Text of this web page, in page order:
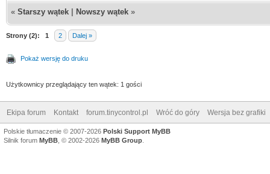
« Starszy wątek Nowszy wątek »
Strony (2): 1 2 Dalej »
Pokaż wersję do druku
Użytkownicy przeglądający ten wątek: 1 gości
Ekipa forum Kontakt forum.tinycontrol.pl Wróć do góry Wersja bez grafiki
Polskie tłumaczenie © 2007-2026 Polski Support MyBB
Silnik forum MyBB , © 2002-2026 MyBB Group